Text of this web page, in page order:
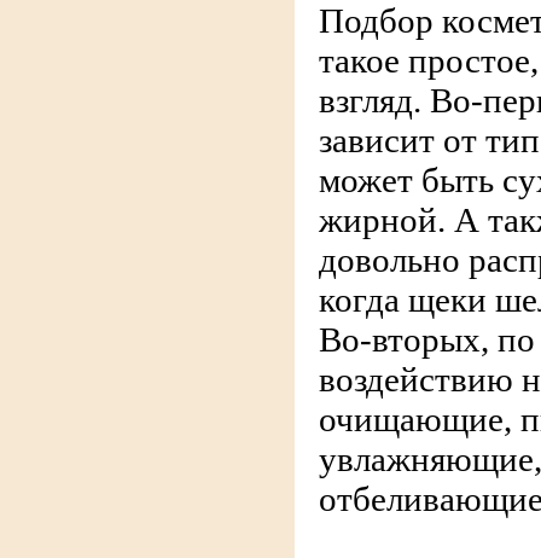
Подбор
такое
взгляд. Во-
зависит от
может быть
жирной. А
довольно
когда щеки
Во-вторых, по
воздействию
очищающие,